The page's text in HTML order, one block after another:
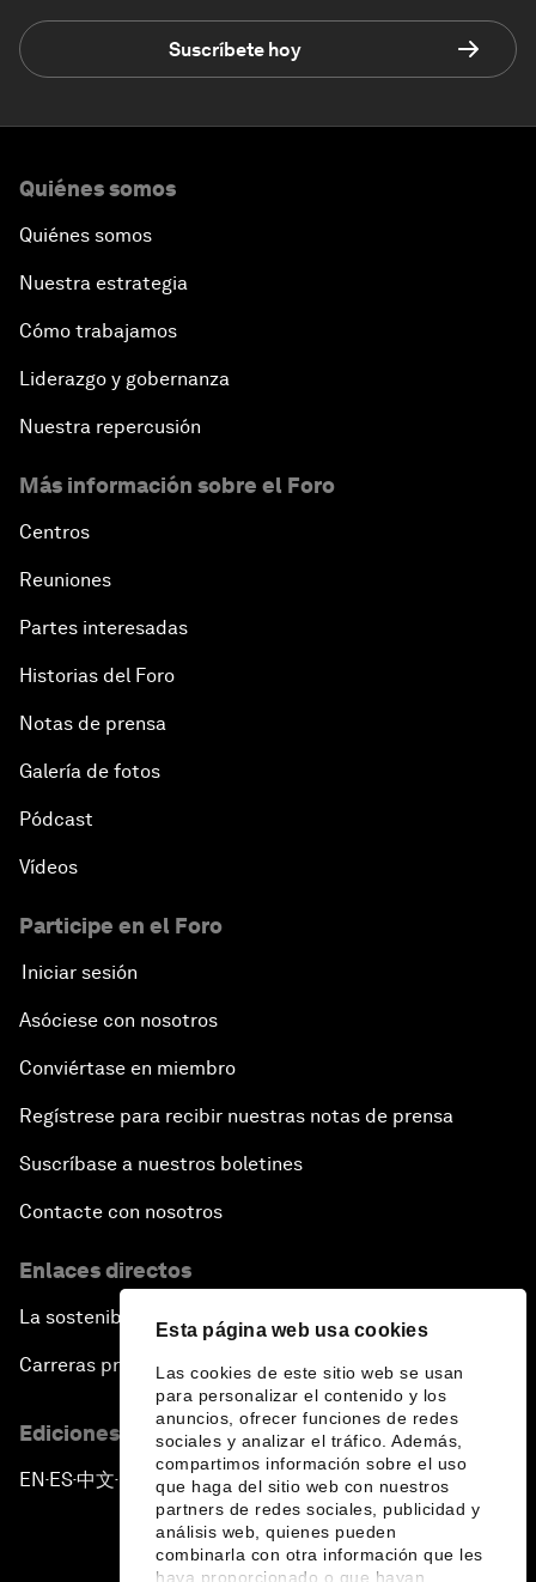
Esta página web usa cookies
Las cookies de este sitio web se usan
para personalizar el contenido y los
anuncios, ofrecer funciones de redes
sociales y analizar el tráfico. Además,
compartimos información sobre el uso
que haga del sitio web con nuestros
partners de redes sociales, publicidad y
análisis web, quienes pueden
combinarla con otra información que les
haya proporcionado o que hayan
Suscríbete hoy
Quiénes somos
Quiénes somos
Nuestra estrategia
Cómo trabajamos
Liderazgo y gobernanza
Nuestra repercusión
Más información sobre el Foro
Centros
Reuniones
Partes interesadas
Historias del Foro
Notas de prensa
Galería de fotos
Pódcast
Vídeos
Participe en el Foro
Iniciar sesión
Asóciese con nosotros
Conviértase en miembro
Regístrese para recibir nuestras notas de prensa
Suscríbase a nuestros boletines
Contacte con nosotros
Enlaces directos
La sostenibilidad en el Foro
Carreras profesionales
Ediciones en otros idiomas
EN ▪ES▪中文▪ 日本語